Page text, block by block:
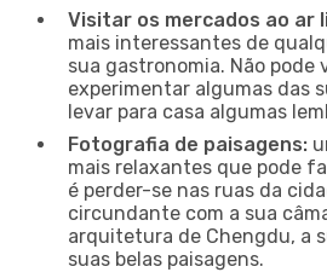
Visitar os mercados ao ar
mais interessantes de
sua gastronomia. Não pode
experimentar algumas das
levar para casa algumas
Fotografia de paisagens:
mais relaxantes que pode
é perder-se nas ruas da
circundante com a sua
arquitetura de Chengdu, a
suas belas paisagens.